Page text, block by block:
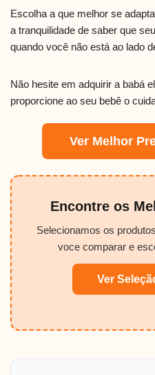
Escolha a que melhor se
a tranquilidade de saber que
quando você não está ao lado
Não hesite em adquirir a babá
proporcione ao seu bebê o
Ver Melhor
Encontre os
Selecionamos os
voce comparar e
Ver